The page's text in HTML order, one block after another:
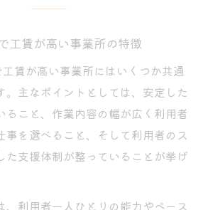
工賃が高い事業所の特徴
賃が高い事業所にはいくつか共通
。主なポイントとしては、安定した
ること、作業内容の幅が広く利用者
事を選べること、そして利用者のス
た支援体制が整っていることが挙げ
、利用者一人ひとりの能力やペース